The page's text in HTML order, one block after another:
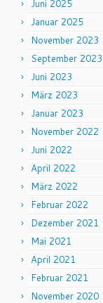
Juni 2025
Januar 2025
November 2023
September 2023
Juni 2023
März 2023
Januar 2023
November 2022
Juni 2022
April 2022
März 2022
Februar 2022
Dezember 2021
Mai 2021
April 2021
Februar 2021
November 2020